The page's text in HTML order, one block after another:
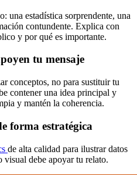
una estadística sorprendente, una
contundente. Explica con
y por qué es importante.
tu mensaje
conceptos, no para sustituir tu
contener una idea principal y
y mantén la coherencia.
forma estratégica
de alta calidad para ilustrar datos
visual debe apoyar tu relato.